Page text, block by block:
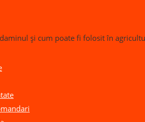
și cum poate fi folosit în